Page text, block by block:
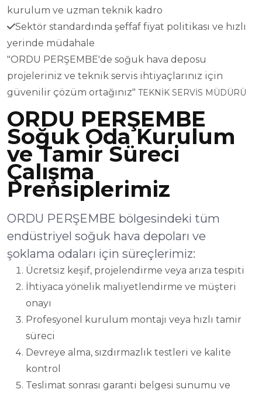
kurulum ve uzman teknik kadro
Sektör standardında şeffaf fiyat politikası ve hızlı
yerinde müdahale
"ORDU PERŞEMBE'de soğuk hava deposu
projeleriniz ve teknik servis ihtiyaçlarınız için
güvenilir çözüm ortağınız" TEKNİK SERVİS MÜDÜRÜ
ORDU PERŞEMBE
Soğuk Oda Kurulum
ve Tamir Süreci
Çalışma
Prensiplerimiz
ORDU PERŞEMBE bölgesindeki tüm
endüstriyel soğuk hava depoları ve
şoklama odaları için süreçlerimiz:
Ücretsiz keşif, projelendirme veya arıza tespiti
İhtiyaca yönelik maliyetlendirme ve müşteri
onayı
Profesyonel kurulum montajı veya hızlı tamir
süreci
Devreye alma, sızdırmazlık testleri ve kalite
kontrol
Teslimat sonrası garanti belgesi sunumu ve